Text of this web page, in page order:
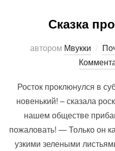
Сказка
автором Мвукки
Росток проклюнулся в
новенький! – сказала
нашем обществе
пожаловать! — Только он
узкими зелеными